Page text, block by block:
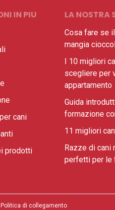
IN PIU
cani
prodotti
LA NOSTRA
Cosa fare se
mangia
I 10 migliori
scegliere per
appartamento
Guida
formazione
11 migliori
Razze di cani
perfetti per le
Politica di collegamento